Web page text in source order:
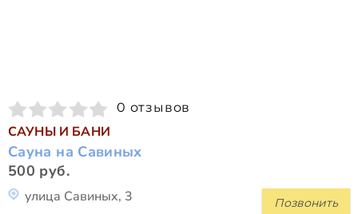
0 отзывов
САУНЫ И БАНИ
Сауна на Савиных
500 руб.
Позвонить
улица Савиных, 3